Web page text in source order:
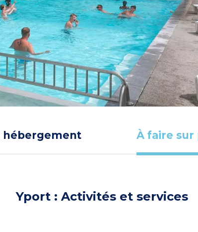
hébergement À faire sur
Yport : Activités et services